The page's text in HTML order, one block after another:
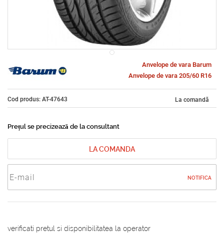
Anvelope de vara Barum
Anvelope de vara 205/60 R16
Cod produs: AT-47643 La comandă
Prețul se precizează de la consultant
LA COMANDA
NOTIFICA
verificati pretul si disponibilitatea la operator